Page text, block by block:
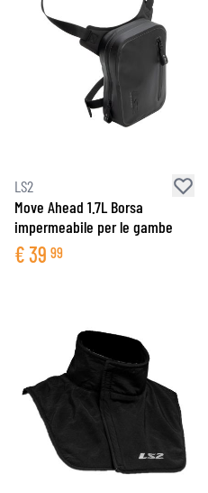
LS2
Move Ahead 1.7L Borsa
impermeabile per le gambe
€39 99